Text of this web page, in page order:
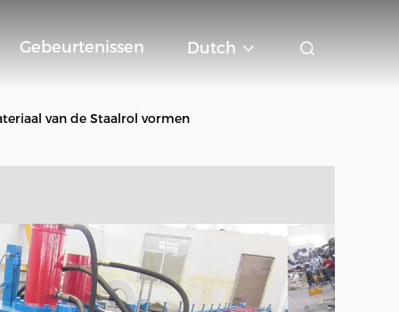
Gebeurtenissen Dutch
van de Staalrol vormen